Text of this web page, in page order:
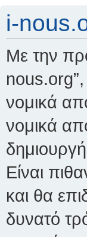
i-
Με την
νομικά
νομικά
Είναι
και θα
δυνατό